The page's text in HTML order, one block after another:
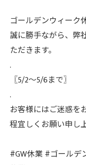
ゴールデンウィーク
誠に勝手ながら、弊
ただきます。
.
〖5/2～5/6まで〗
.
お客様にはご迷惑を
程宜しくお願い申し
#GW休業 #ゴール